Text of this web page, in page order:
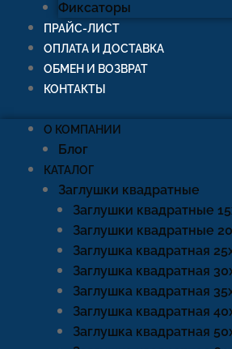
Фиксаторы
ПРАЙС-ЛИСТ
ОПЛАТА И ДОСТАВКА
ОБМЕН И ВОЗВРАТ
КОНТАКТЫ
О КОМПАНИИ
Блог
КАТАЛОГ
Заглушки квадратные
Заглушки квадратные
Заглушки квадратные
Заглушка квадратная
Заглушка квадратная
Заглушка квадратная
Заглушка квадратная
Заглушка квадратная